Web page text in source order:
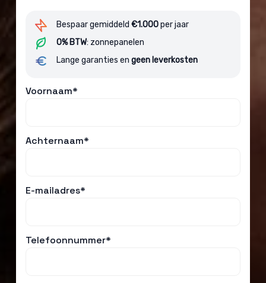
Bespaar gemiddeld€1.000per jaar
0% BTW: zonnepanelen
Lange garanties engeen leverkosten
Voornaam*
Achternaam*
E-mailadres*
Telefoonnummer*